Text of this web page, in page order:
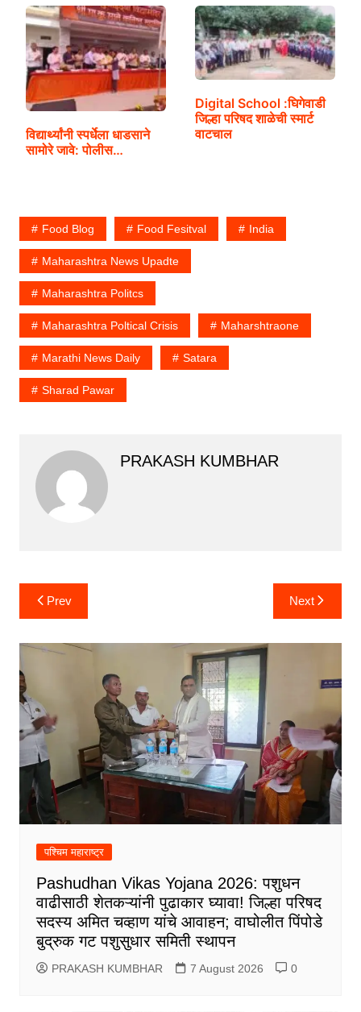
विद्यार्थ्यांनी स्पर्धेला धाडसाने
सामोरे जावे: पोलीस…
Digital School :घिगेवाडी
जिल्हा परिषद शाळेची स्मार्ट
वाटचाल
Food Blog Food Fesitval India
Maharashtra News Upadte
Maharashtra Politcs
Maharashtra Poltical Crisis Maharshtraone
Marathi News Daily Satara
Sharad Pawar
PRAKASH KUMBHAR
Post
navigation
Prev Next
पश्चिम महाराष्ट्र
Pashudhan Vikas Yojana 2026: पशुधन
वाढीसाठी शेतकऱ्यांनी पुढाकार घ्यावा! जिल्हा परिषद
सदस्य अमित चव्हाण यांचे आवाहन; वाघोलीत पिंपोडे
बुद्रुक गट पशुसुधार समिती स्थापन
PRAKASH KUMBHAR 7 August 2026 0